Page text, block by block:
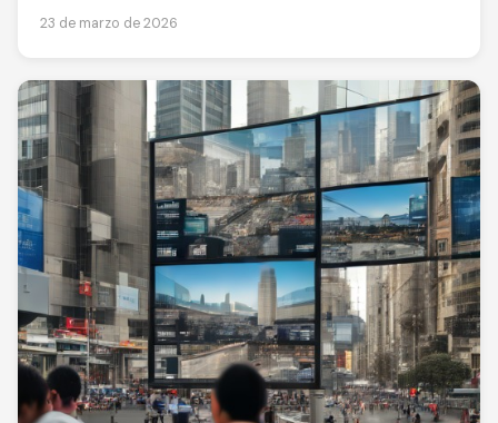
23 de marzo de 2026